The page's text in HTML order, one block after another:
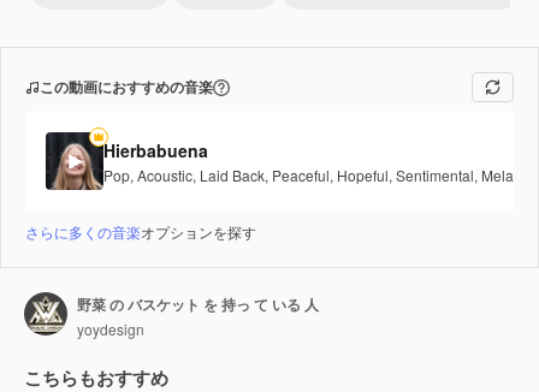
この動画におすすめの音楽
Hierbabuena
Pop, Acoustic, Laid Back, Peaceful, Hopeful, Sentimental,
さらに多くの音楽オプションを探す
野菜 の バスケット を 持っ て いる 人
yoydesign
こちらもおすすめ